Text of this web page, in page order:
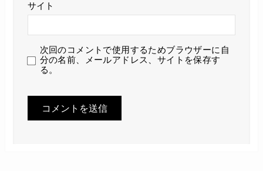
サイト
次回のコメントで使用するためブラウザーに自
分の名前、メールアドレス、サイトを保存す
る。